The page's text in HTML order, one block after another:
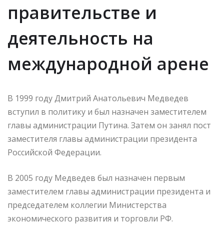
правительстве и
деятельность на
международной арене
В 1999 году Дмитрий Анатольевич Медведев
вступил в политику и был назначен заместителем
главы администрации Путина. Затем он занял пост
заместителя главы администрации президента
Российской Федерации.
В 2005 году Медведев был назначен первым
заместителем главы администрации президента и
председателем коллегии Министерства
экономического развития и торговли РФ.